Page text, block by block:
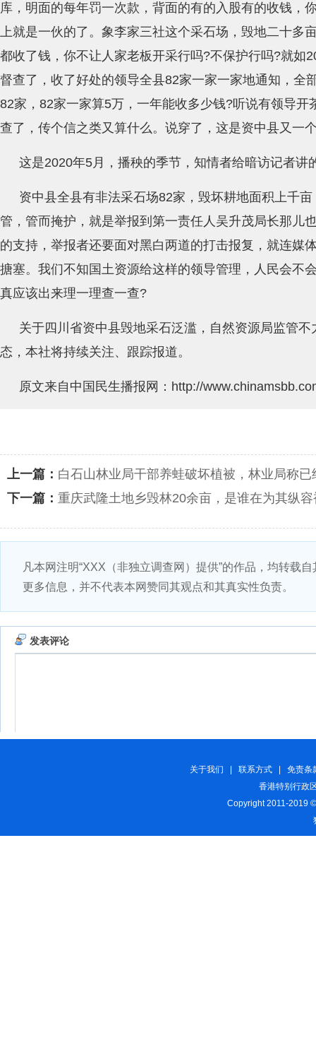
库，明面的每年罚一次款，背面的有的入股有的收钱，
上就是一伙的了。象李家三社这个采石场，毁地二十多
都收了钱，你不让人家老板开采行吗?不保护行吗?就如
督查了，收了好处的领导全县82家一家一家地通知，全
82家，82家一家算5万，一年能收多少钱?听说有领导开
查了，传个信之类又算什么。说穿了，这是资中县又一
这是2020年5月，播秧的季节，知情者给暗访记者讲
资中县全县有非法采石场82家，毁坏耕地面积上千
管，管而掩护，就是举报到第一责任人吴升茂局长那儿
的支持，举报者还要面对黑白两道的打击报复，就连媒
搪塞。我们不知国土资源给这样的领导管理，人民会不
真应该出来理一理查一查?
关于四川省资中县毁地采石泛滥，自然资源局监管
态，本社将持续关注、跟踪报道。
原文来自中国民生播报网：http://
上一篇： 白石山林业局干部养蛙破坏植被，林业局称已
下一篇： 重庆武隆土地乡毁林20余亩，是谁在为其纵
凡本网注明“XXX（非独立调查网）提供”的作品，均转载
更多信息，并不代表本网赞同其观点和其真实性负责。
关于我们 联系方式
免责条
香港特别行政
Copyright 2011-2019